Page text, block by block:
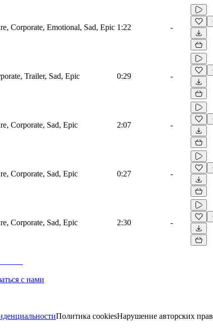
Corporate, Emotional, Sad, Epic 1:22 -
Trailer, Sad, Epic 0:29 -
Corporate, Sad, Epic 2:07 -
Corporate, Sad, Epic 0:27 -
Corporate, Sad, Epic 2:30 -
с нами
Политика cookiesНарушение авторских прав